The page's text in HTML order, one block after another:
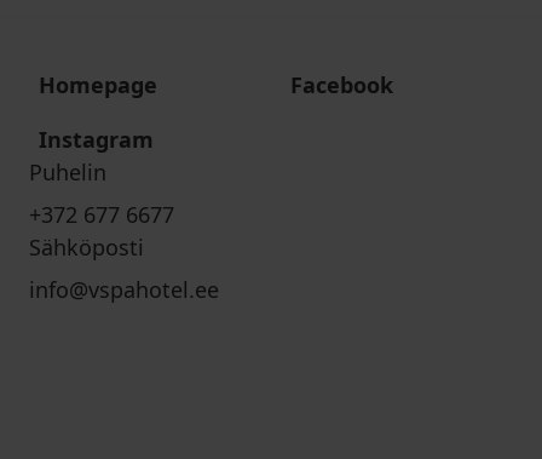
Homepage
Facebook
Instagram
Puhelin
+372 677 6677
Sähköposti
info@vspahotel.ee